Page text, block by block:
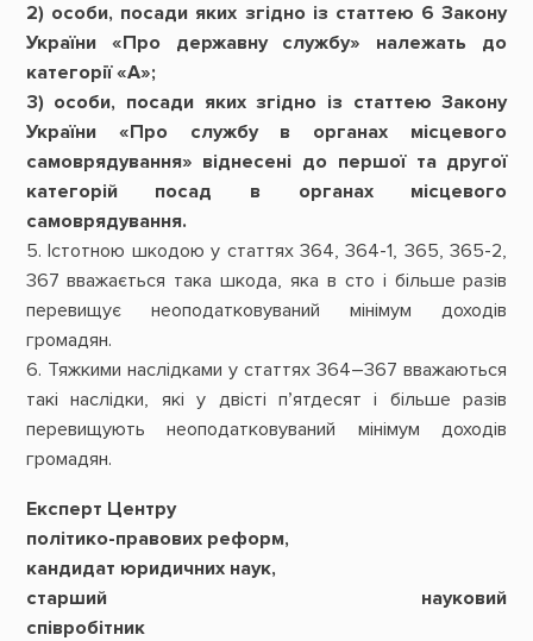
2) особи, посади яких згідно із статтею 6 Закону
України «Про державну службу» належать до
категорії «А»;
3) особи, посади яких згідно із статтею Закону
України «Про службу в органах місцевого
самоврядування» віднесені до першої та другої
категорій посад в органах місцевого
самоврядування.
5. Істотною шкодою у статтях 364, 364-1, 365, 365-2,
367 вважається така шкода, яка в сто і більше разів
перевищує неоподатковуваний мінімум доходів
громадян.
6. Тяжкими наслідками у статтях 364–367 вважаються
такі наслідки, які у двісті п’ятдесят і більше разів
перевищують неоподатковуваний мінімум доходів
громадян.
Експерт Центру
політико-правових реформ,
кандидат юридичних наук,
старший науковий
співробітник